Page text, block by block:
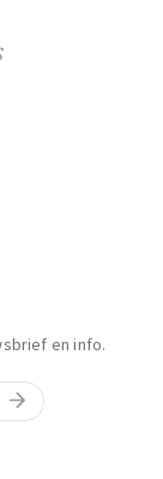
naleven van
en info.